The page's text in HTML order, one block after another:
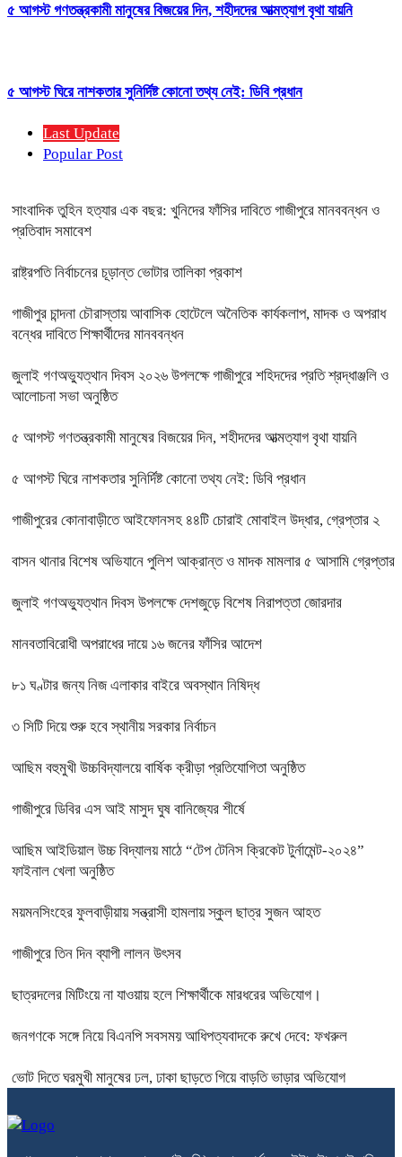
৫ আগস্ট গণতন্ত্রকামী মানুষের বিজয়ের দিন, শহীদদের আত্মত্যাগ বৃথা যায়নি
৫ আগস্ট ঘিরে নাশকতার সুনির্দিষ্ট কোনো তথ্য নেই: ডিবি প্রধান
Last Update
Popular Post
সাংবাদিক তুহিন হত্যার এক বছর: খুনিদের ফাঁসির দাবিতে গাজীপুরে মানববন্ধন ও
প্রতিবাদ সমাবেশ
রাষ্ট্রপতি নির্বাচনের চূড়ান্ত ভোটার তালিকা প্রকাশ
গাজীপুর চান্দনা চৌরাস্তায় আবাসিক হোটেলে অনৈতিক কার্যকলাপ, মাদক ও অপরাধ
বন্ধের দাবিতে শিক্ষার্থীদের মানববন্ধন
জুলাই গণঅভ্যুত্থান দিবস ২০২৬ উপলক্ষে গাজীপুরে শহিদদের প্রতি শ্রদ্ধাঞ্জলি ও
আলোচনা সভা অনুষ্ঠিত
৫ আগস্ট গণতন্ত্রকামী মানুষের বিজয়ের দিন, শহীদদের আত্মত্যাগ বৃথা যায়নি
৫ আগস্ট ঘিরে নাশকতার সুনির্দিষ্ট কোনো তথ্য নেই: ডিবি প্রধান
গাজীপুরের কোনাবাড়ীতে আইফোনসহ ৪৪টি চোরাই মোবাইল উদ্ধার, গ্রেপ্তার ২
বাসন থানার বিশেষ অভিযানে পুলিশ আক্রান্ত ও মাদক মামলার ৫ আসামি গ্রেপ্তার
জুলাই গণঅভ্যুত্থান দিবস উপলক্ষে দেশজুড়ে বিশেষ নিরাপত্তা জোরদার
মানবতাবিরোধী অপরাধের দায়ে ১৬ জনের ফাঁসির আদেশ
৮১ ঘণ্টার জন্য নিজ এলাকার বাইরে অবস্থান নিষিদ্ধ
৩ সিটি দিয়ে শুরু হবে স্থানীয় সরকার নির্বাচন
আছিম বহুমুখী উচ্চবিদ্যালয়ে বার্ষিক ক্রীড়া প্রতিযোগিতা অনুষ্ঠিত
গাজীপুরে ডিবির এস আই মাসুদ ঘুষ বানিজ্যের শীর্ষে
আছিম আইডিয়াল উচ্চ বিদ্যালয় মাঠে “টেপ টেনিস ক্রিকেট টুর্নামেন্ট-২০২৪”
ফাইনাল খেলা অনুষ্ঠিত
ময়মনসিংহের ফুলবাড়ীয়ায় সন্ত্রাসী হামলায় স্কুল ছাত্র সুজন আহত
গাজীপুরে তিন দিন ব্যাপী লালন উৎসব
ছাত্রদলের মিটিংয়ে না যাওয়ায় হলে শিক্ষার্থীকে মারধরের অভিযোগ।
জনগণকে সঙ্গে নিয়ে বিএনপি সবসময় আধিপত্যবাদকে রুখে দেবে: ফখরুল
ভোট দিতে ঘরমুখী মানুষের ঢল, ঢাকা ছাড়তে গিয়ে বাড়তি ভাড়ার অভিযোগ